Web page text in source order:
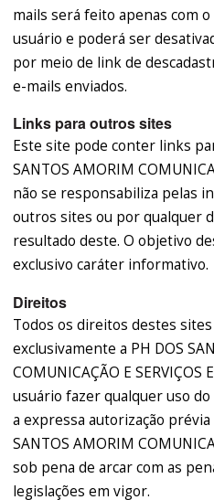
mails será feito apenas com
usuário e poderá ser
por meio de link de
e-mails enviados.
Links para outros sites
Este site pode conter links
SANTOS AMORIM
não se responsabiliza pelas
outros sites ou por qualquer
resultado deste. O objetivo
exclusivo caráter informativo.
Direitos
Todos os direitos destes
exclusivamente a PH DOS
COMUNICAÇÃO E SERVIÇOS
usuário fazer qualquer uso
a expressa autorização
SANTOS AMORIM
sob pena de arcar com as
legislações em vigor.